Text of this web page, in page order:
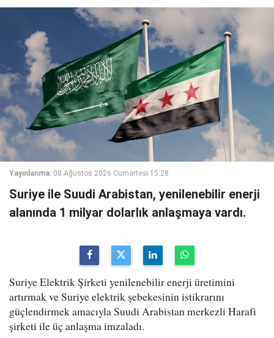
Yayınlanma: 08 Ağustos 2026 Cumartesi 15:28
Suriye ile Suudi Arabistan, yenilenebilir enerji
alanında 1 milyar dolarlık anlaşmaya vardı.
Suriye Elektrik Şirketi yenilenebilir enerji üretimini
artırmak ve Suriye elektrik şebekesinin istikrarını
güçlendirmek amacıyla Suudi Arabistan merkezli Harafi
şirketi ile üç anlaşma imzaladı.